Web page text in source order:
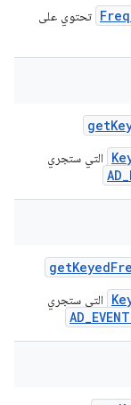
تحتوي على
get
التي ستجري
getKeyed
التي ستجري